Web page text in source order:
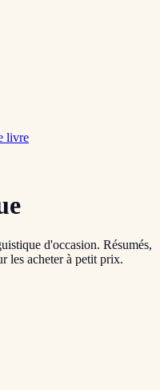
livre
d'occasion. Résumés,
les acheter à petit prix.